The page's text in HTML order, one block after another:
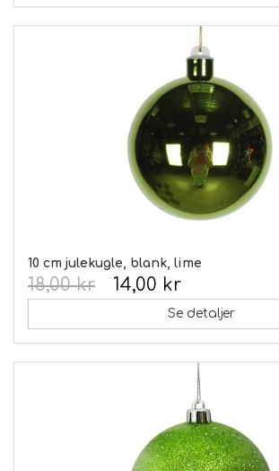
10 cm julekugle, blank, lime
14,00 kr
18,00 kr
Se detaljer